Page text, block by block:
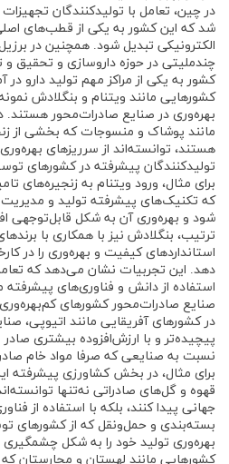
در چین، تعامل با تولیدکنندگان
شد که این کشور به یکی از قطب‌های
الکترونیکی تبدیل شود. همچنین در
چندملیتی در حوزه داروسازی و تحقیق
کشور به یکی از مراکز مهم تولید دارو در
کشورهایی مانند ویتنام و بنگلادش
بهره‌وری در صنایع صادرات‌محور هستند.
مانند پوشاک و منسوجات که بخشی از
هستند، توانسته‌اند از سرریزهای
تولیدکنندگان پیشرفته در کشورهای
برای مثال، ورود ویتنام به زنجیره‌های
که تکنیک‌های پیشرفته تولید و
شود و بهره‌وری آن به شکل قابل‌توجهی
ترتیب، بنگلادش نیز با همکاری با
استانداردهای کیفیت و بهره‌وری را در
دهد. این تجربیات نشان می‌دهد که تعامل
استفاده از دانش و فناوری‌های پیشرفته
صنایع صادرات‌محور کشورهای کم‌بهره‌وری
در کشورهای آفریقایی مانند اتیوپی،
پیچیده‌تر و با ارزش‌افزوده بیشتری
نسبت به صنایعی که صرفا مواد خام
برای مثال، در بخش کشاورزی پیشرفته
قهوه و گل‌های صادراتی نه‌تنها
جهانی پیدا کنند، بلکه با استفاده از
بسته‌بندی و حمل‌ونقل که از کشورهای
بهره‌وری تولید خود را به شکل چشمگیری
کشورهایی مانند لهستان و مجارستان که